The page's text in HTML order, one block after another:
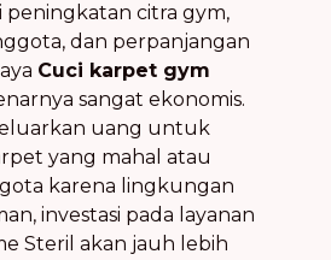
peningkatan citra gym,
dan perpanjangan
Cuci karpet gym
sangat ekonomis.
uang untuk
yang mahal atau
karena lingkungan
investasi pada layanan
Steril akan jauh lebih